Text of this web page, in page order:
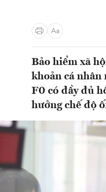
Bảo hiểm xã
khoản cá
F0 có đầy đủ
hưởng chế độ